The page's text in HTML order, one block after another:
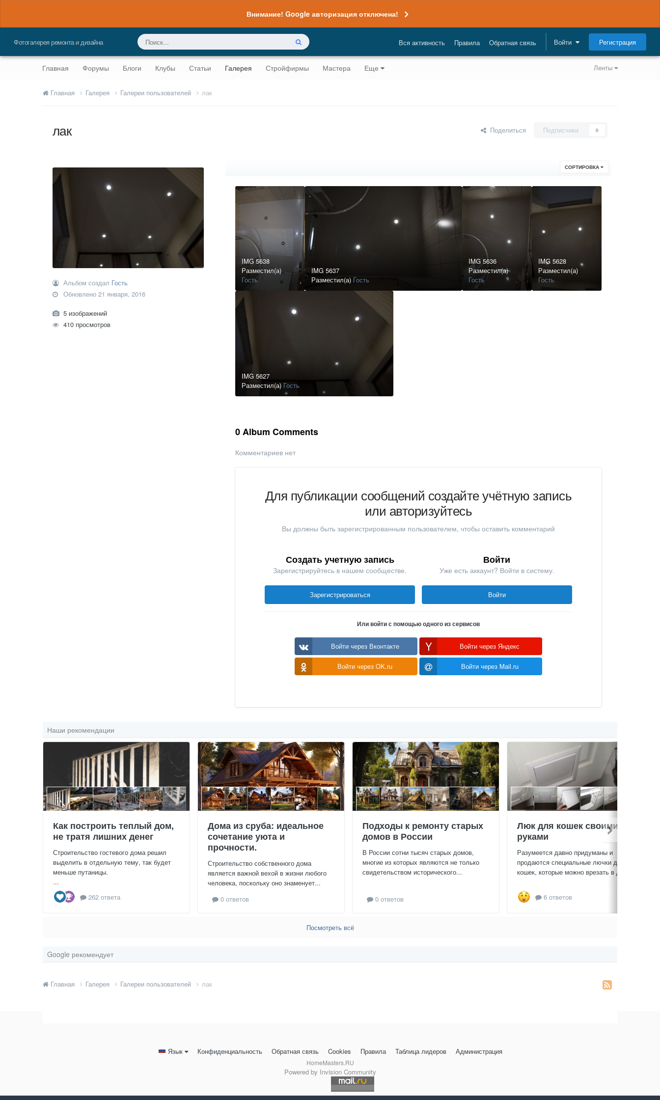
Внимание! Google авторизация отключена!
Фотогалерея ремонта и дизайна Вся активность Правила Обратная связь Войти Регистрация
Ленты
Главная Форумы Блоги Клубы Статьи Галерея Стройфирмы Мастера Еще
Главная Галерея Галереи пользователей лак
лак Поделиться Подписчики 0
Альбом создал Гость
Обновлено21 января, 2016
5 изображений
410 просмотров
СОРТИРОВКА
IMG 5638
Разместил(а)
Гость
IMG 5637
Разместил(а) Гость
IMG 5636
Разместил(а)
Гость
IMG 5628
Разместил(а)
Гость
IMG 5627
Разместил(а) Гость
0 Album Comments
Комментариев нет
Для публикации сообщений создайте учётную запись
или авторизуйтесь
Вы должны быть зарегистрированным пользователем, чтобы оставить комментарий
Создать учетную запись
Зарегистрируйтесь в нашем сообществе.
Зарегистрироваться
Войти
Уже есть аккаунт? Войти в систему.
Войти
Или войти с помощью одного из сервисов
Войти через Вконтакте Войти через Яндекс
Войти через OK.ru Войти через Mail.ru
Наши рекомендации
Как построить теплый дом,
не тратя лишних денег
Строительство гостевого дома решил
выделить в отдельную тему, так будет
меньше путаницы.
...
262 ответа
Дома из сруба: идеальное
сочетание уюта и
прочности.
Строительство собственного дома
является важной вехой в жизни любого
человека, поскольку оно знаменует...
0 ответов
Подходы к ремонту старых
домов в России
В России сотни тысяч старых домов,
многие из которых являются не только
свидетельством исторического...
0 ответов
Люк для кошек своими
руками
Разумеется давно придуманы и
продаются специальные лючки для
кошек, которые можно врезать в дверь...
6 ответов
Посмотреть всё
Google рекомендует
Главная Галерея Галереи пользователей лак
Язык Конфиденциальность Обратная связь Cookies Правила Таблица лидеров Администрация
HomeMasters.RU
Powered by Invision Community